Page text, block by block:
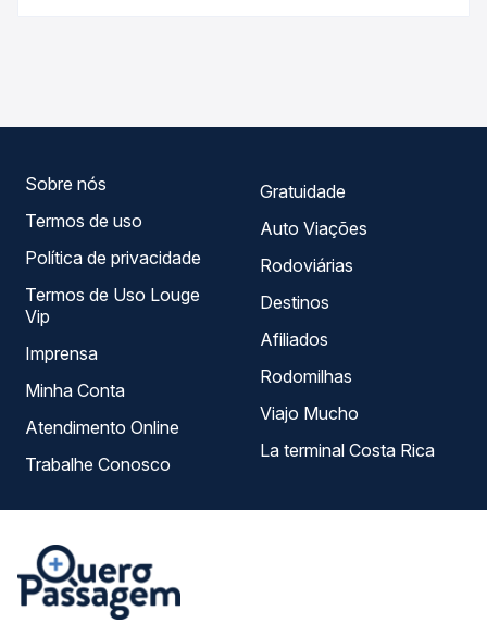
Sobre nós
Termos de uso
Política de privacidade
Termos de Uso Louge
Vip
Imprensa
Minha Conta
Atendimento Online
Trabalhe Conosco
Gratuidade
Auto Viações
Rodoviárias
Destinos
Afiliados
Rodomilhas
Viajo Mucho
La terminal Costa Rica